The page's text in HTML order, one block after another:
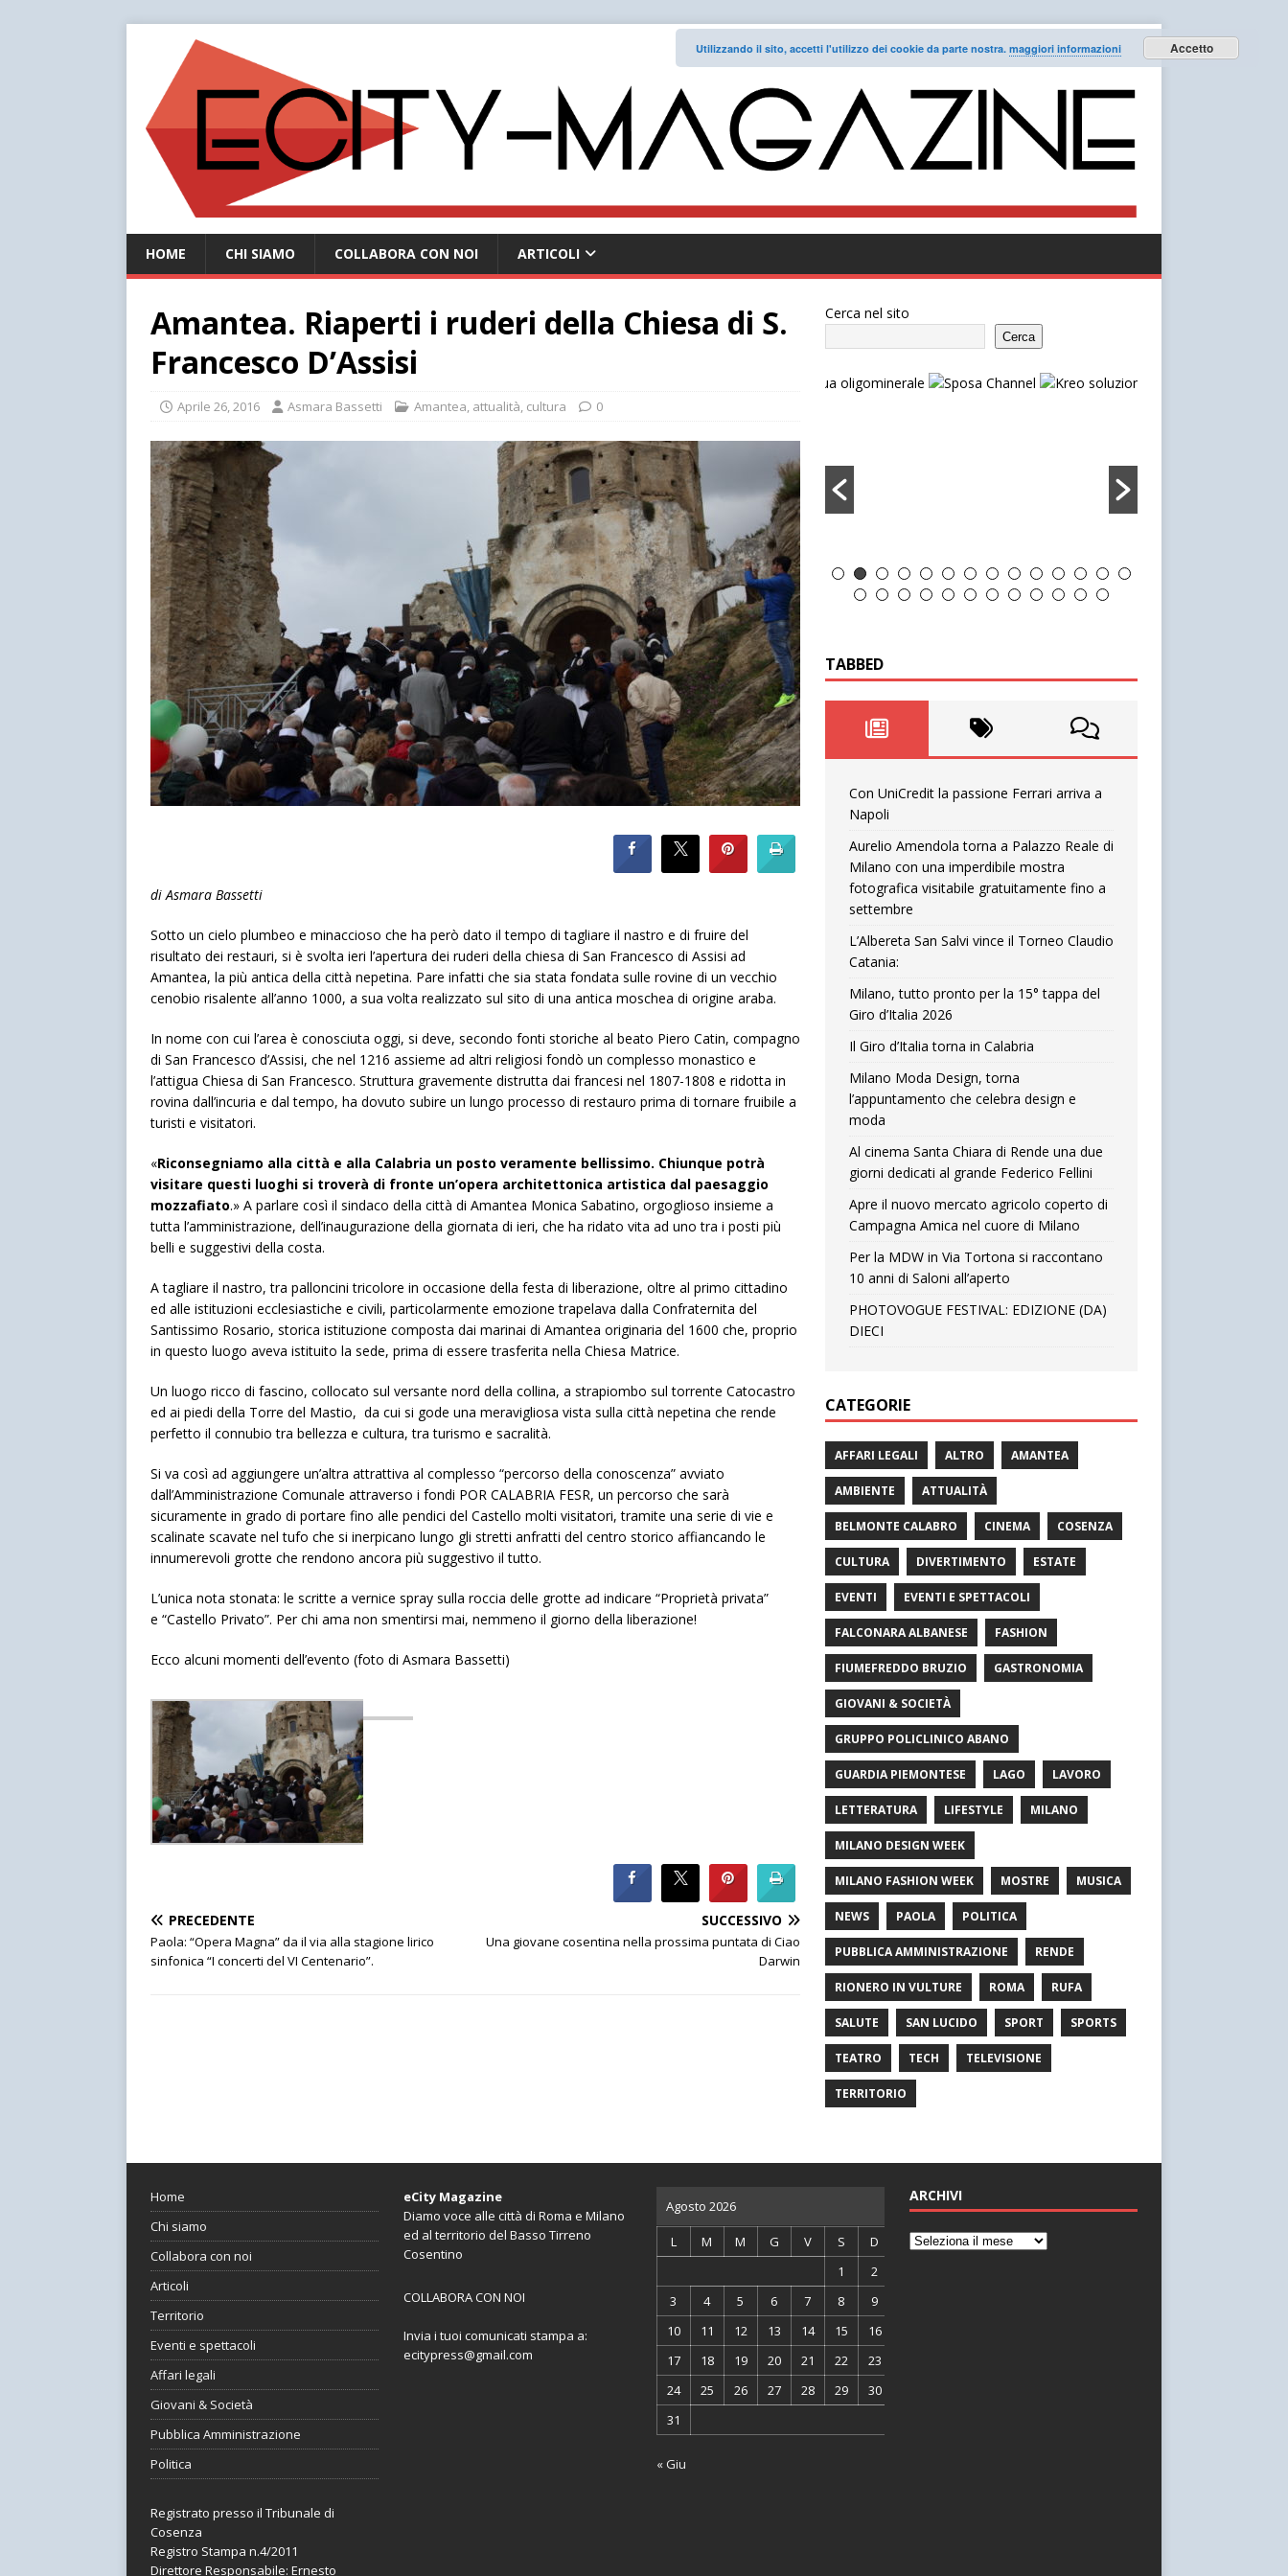
HOME CHI SIAMO COLLABORA CON NOI ARTICOLI
Amantea. Riaperti i ruderi della Chiesa di S.
Francesco D’Assisi
Aprile 26, 2016 Asmara Bassetti Amantea, attualità, cultura 0
di Asmara Bassetti
Sotto un cielo plumbeo e minaccioso che ha però dato il tempo di tagliare il nastro e di fruire del
risultato dei restauri, si è svolta ieri l’apertura dei ruderi della chiesa di San Francesco di Assisi ad
Amantea, la più antica della città nepetina. Pare infatti che sia stata fondata sulle rovine di un vecchio
cenobio risalente all’anno 1000, a sua volta realizzato sul sito di una antica moschea di origine araba.
In nome con cui l’area è conosciuta oggi, si deve, secondo fonti storiche al beato Piero Catin, compagno
di San Francesco d’Assisi, che nel 1216 assieme ad altri religiosi fondò un complesso monastico e
l’attigua Chiesa di San Francesco. Struttura gravemente distrutta dai francesi nel 1807-1808 e ridotta in
rovina dall’incuria e dal tempo, ha dovuto subire un lungo processo di restauro prima di tornare fruibile a
turisti e visitatori.
«Riconsegniamo alla città e alla Calabria un posto veramente bellissimo. Chiunque potrà
visitare questi luoghi si troverà di fronte un’opera architettonica artistica dal paesaggio
mozzafiato.» A parlare così il sindaco della città di Amantea Monica Sabatino, orgoglioso insieme a
tutta l’amministrazione, dell’inaugurazione della giornata di ieri, che ha ridato vita ad uno tra i posti più
belli e suggestivi della costa.
A tagliare il nastro, tra palloncini tricolore in occasione della festa di liberazione, oltre al primo cittadino
ed alle istituzioni ecclesiastiche e civili, particolarmente emozione trapelava dalla Confraternita del
Santissimo Rosario, storica istituzione composta dai marinai di Amantea originaria del 1600 che, proprio
in questo luogo aveva istituito la sede, prima di essere trasferita nella Chiesa Matrice.
Un luogo ricco di fascino, collocato sul versante nord della collina, a strapiombo sul torrente Catocastro
ed ai piedi della Torre del Mastio, da cui si gode una meravigliosa vista sulla città nepetina che rende
perfetto il connubio tra bellezza e cultura, tra turismo e sacralità.
Si va così ad aggiungere un’altra attrattiva al complesso “percorso della conoscenza” avviato
dall’Amministrazione Comunale attraverso i fondi POR CALABRIA FESR, un percorso che sarà
sicuramente in grado di portare fino alle pendici del Castello molti visitatori, tramite una serie di vie e
scalinate scavate nel tufo che si inerpicano lungo gli stretti anfratti del centro storico affiancando le
innumerevoli grotte che rendono ancora più suggestivo il tutto.
L’unica nota stonata: le scritte a vernice spray sulla roccia delle grotte ad indicare “Proprietà privata”
e “Castello Privato”. Per chi ama non smentirsi mai, nemmeno il giorno della liberazione!
Ecco alcuni momenti dell’evento (foto di Asmara Bassetti)
PRECEDENTE
Paola: “Opera Magna” da il via alla stagione lirico
sinfonica “I concerti del VI Centenario”.
SUCCESSIVO
Una giovane cosentina nella prossima puntata di Ciao
Darwin
Cerca nel sito
Cerca
TABBED
Con UniCredit la passione Ferrari arriva a
Napoli
Aurelio Amendola torna a Palazzo Reale di
Milano con una imperdibile mostra
fotografica visitabile gratuitamente fino a
settembre
L’Albereta San Salvi vince il Torneo Claudio
Catania:
Milano, tutto pronto per la 15° tappa del
Giro d’Italia 2026
Il Giro d’Italia torna in Calabria
Milano Moda Design, torna
l’appuntamento che celebra design e
moda
Al cinema Santa Chiara di Rende una due
giorni dedicati al grande Federico Fellini
Apre il nuovo mercato agricolo coperto di
Campagna Amica nel cuore di Milano
Per la MDW in Via Tortona si raccontano
10 anni di Saloni all’aperto
PHOTOVOGUE FESTIVAL: EDIZIONE (DA)
DIECI
CATEGORIE
AFFARI LEGALI ALTRO AMANTEA
AMBIENTE ATTUALITÀ
BELMONTE CALABRO CINEMA COSENZA
CULTURA DIVERTIMENTO ESTATE
EVENTI EVENTI E SPETTACOLI
FALCONARA ALBANESE FASHION
FIUMEFREDDO BRUZIO GASTRONOMIA
GIOVANI & SOCIETÀ
GRUPPO POLICLINICO ABANO
GUARDIA PIEMONTESE LAGO LAVORO
LETTERATURA LIFESTYLE MILANO
MILANO DESIGN WEEK
MILANO FASHION WEEK MOSTRE MUSICA
NEWS PAOLA POLITICA
PUBBLICA AMMINISTRAZIONE RENDE
RIONERO IN VULTURE ROMA RUFA
SALUTE SAN LUCIDO SPORT SPORTS
TEATRO TECH TELEVISIONE
TERRITORIO
Home
Chi siamo
Collabora con noi
Articoli
Territorio
Eventi e spettacoli
Affari legali
Giovani & Società
Pubblica Amministrazione
Politica
Registrato presso il Tribunale di
Cosenza
Registro Stampa n.4/2011
Direttore Responsabile: Ernesto
eCity Magazine
Diamo voce alle città di Roma e Milano
ed al territorio del Basso Tirreno
Cosentino
COLLABORA CON NOI
Invia i tuoi comunicati stampa a:
ecitypress@gmail.com
Agosto 2026
L M M G V S
D
1
2
3
4 5 6 7 8
9
10
11 12 13 14 15
16
17
18 19 20 21 22
23
24
25 26 27 28 29
30
31
« Giu
ARCHIVI
Utilizzando il sito, accetti l'utilizzo dei cookie da parte nostra. maggiori informazioni Accetto